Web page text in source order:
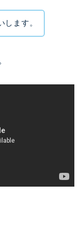
ます。